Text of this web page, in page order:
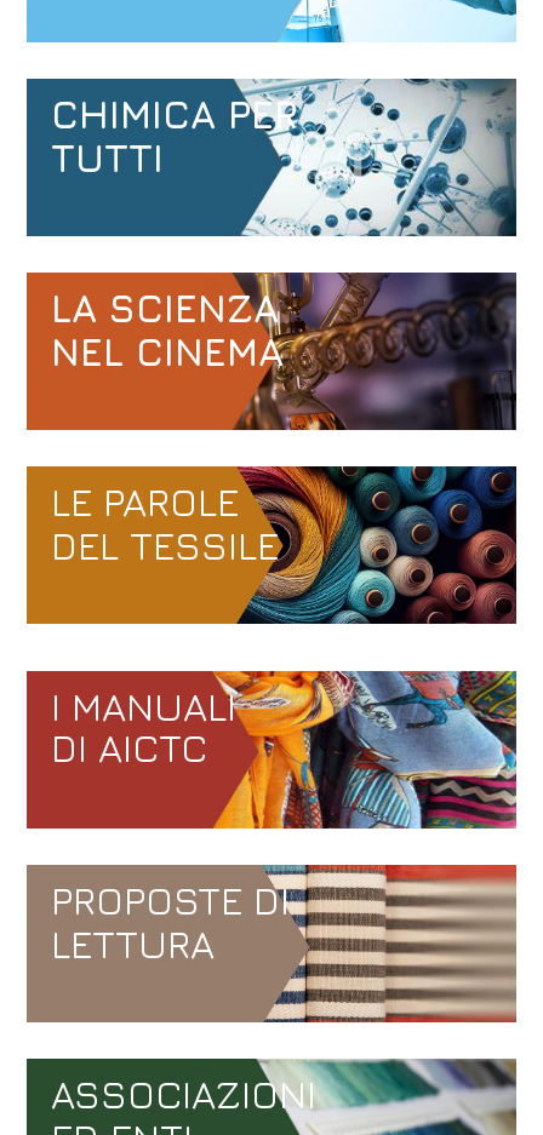
CHIMICA PER
TUTTI
LA SCIENZA
NEL CINEMA
LE PAROLE
DEL TESSILE
I MANUALI
DI AICTC
PROPOSTE DI
LETTURA
ASSOCIAZIONI